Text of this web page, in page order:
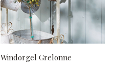
Windorgel Grelonne